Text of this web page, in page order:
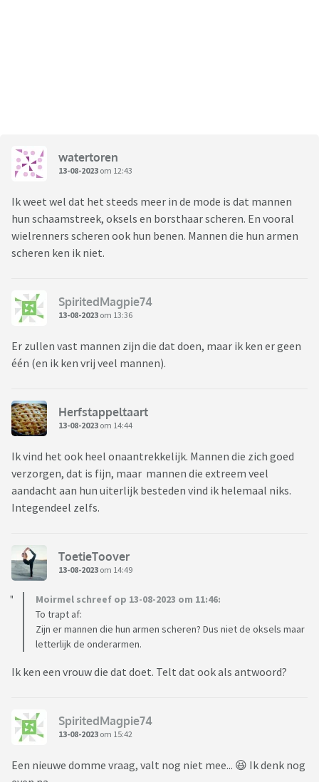
watertoren
13-08-2023 om 12:43
Ik weet wel dat het steeds meer in de mode is dat mannen
hun schaamstreek, oksels en borsthaar scheren. En vooral
wielrenners scheren ook hun benen. Mannen die hun armen
scheren ken ik niet.
SpiritedMagpie74
13-08-2023 om 13:36
Er zullen vast mannen zijn die dat doen, maar ik ken er geen
één (en ik ken vrij veel mannen).
Herfstappeltaart
13-08-2023 om 14:44
Ik vind het ook heel onaantrekkelijk. Mannen die zich goed
verzorgen, dat is fijn, maar mannen die extreem veel
aandacht aan hun uiterlijk besteden vind ik helemaal niks.
Integendeel zelfs.
ToetieToover
13-08-2023 om 14:49
Moirmel schreef op 13-08-2023 om 11:46:
To trapt af:
Zijn er mannen die hun armen scheren? Dus niet de oksels maar
letterlijk de onderarmen.
Ik ken een vrouw die dat doet. Telt dat ook als antwoord?
SpiritedMagpie74
13-08-2023 om 15:42
Een nieuwe domme vraag, valt nog niet mee... 😆 Ik denk nog